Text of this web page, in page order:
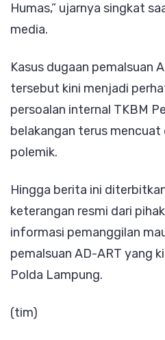
Humas,” ujarnya singkat
media.
Kasus dugaan pemalsuan
tersebut kini menjadi
persoalan internal TKBM
belakangan terus mencuat
polemik.
Hingga berita ini
keterangan resmi dari
informasi pemanggilan
pemalsuan AD-ART yang
Polda Lampung.
(tim)